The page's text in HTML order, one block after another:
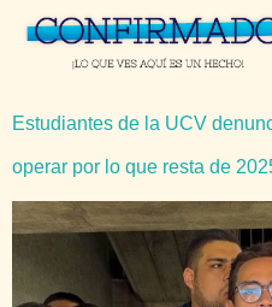
Estudiantes de la UCV
operar por lo que resta de